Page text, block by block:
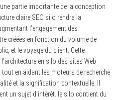
partie importante de la conception
claire SEO silo rendra la
l’engagement des
créées en fonction du volume de
et le voyage du client. Cette
en silo des sites Web
en aidant les moteurs de recherche
et la signification contextuelle. Il
un sujet d’intérêt. le silo contient du